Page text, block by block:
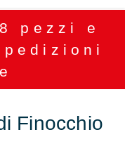
pezzi e
Finocchio